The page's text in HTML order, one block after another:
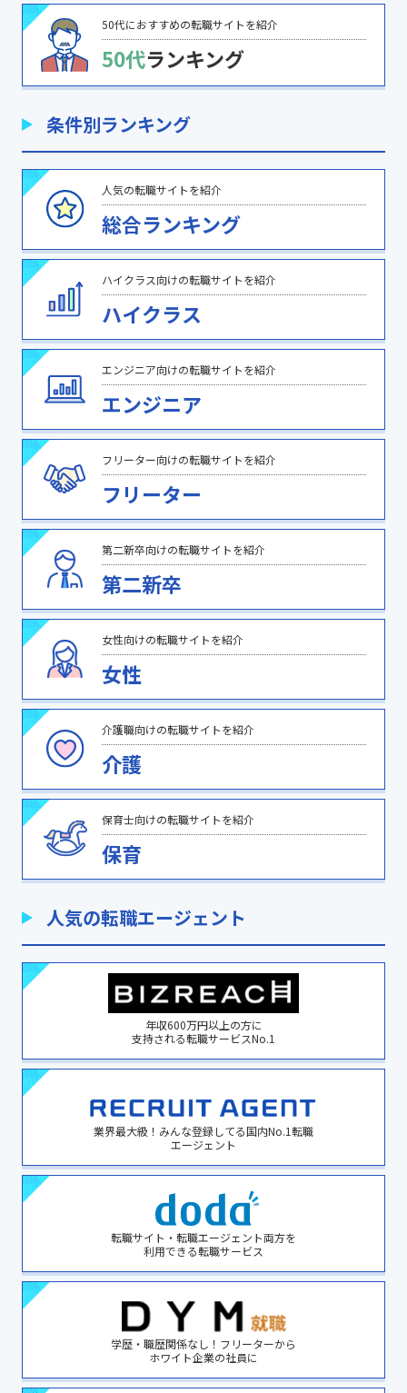
50代におすすめの転職サイトを紹介
50代ランキング
条件別ランキング
人気の転職サイトを紹介
総合ランキング
ハイクラス向けの転職サイトを紹介
ハイクラス
エンジニア向けの転職サイトを紹介
エンジニア
フリーター向けの転職サイトを紹介
フリーター
第二新卒向けの転職サイトを紹介
第二新卒
女性向けの転職サイトを紹介
女性
介護職向けの転職サイトを紹介
介護
保育士向けの転職サイトを紹介
保育
人気の転職エージェント
年収600万円以上の方に
支持される転職サービスNo.1
業界最大級！みんな登録してる国内No.1転職
エージェント
転職サイト・転職エージェント両方を
利用できる転職サービス
学歴・職歴関係なし！フリーターから
ホワイト企業の社員に